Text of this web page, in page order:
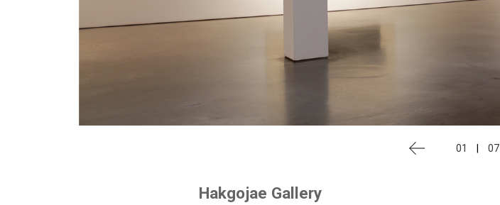
01 07
Hakgojae Gallery